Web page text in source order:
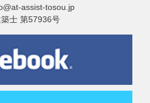
assist-tosou.jp
築士 第57936号